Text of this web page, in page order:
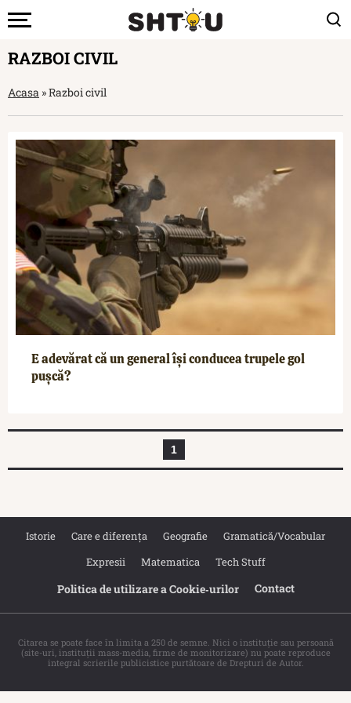
RAZBOI CIVIL
Acasa »Razboi civil
E adevărat că un general își conducea trupele gol
pușcă?
1
Istorie Care e diferența Geografie
Gramatică/Vocabular
Expresii
Matematica Tech Stuff
Politica de utilizare a Cookie‐urilor Contact
Citarea se poate face în limita a 250 de semne. Nici o instituţie sau persoană
(site-uri, instituţii mass-media, firme de monitorizare) nu poate reproduce
integral scrierile publicistice purtătoare de Drepturi de Autor.